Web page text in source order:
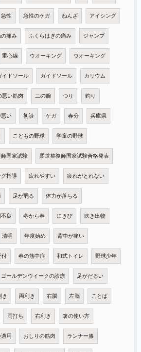
急性 急性のケガ ねんざ アイシング
の痛み ふくらはぎの痛み ジャンプ
重心線 ウオーキング ウオーキング
イドソール ガイドソール カリウム
悪い筋肉 二の腕 つり 釣り
悪い 初診 ケガ 春分 兵庫県
こどもの野球 学童の野球
国家試験 柔道整復師国家試験合格発表
グ指導 疲れやすい 疲れがとれない
足が弱る 体力が落ちる
良 冬から春 にきび 吹き出物
清明 年度始め 背中が痛い
付 春の熱中症 和式トイレ 野球少年
ゴールデンウイークの診療 足がだるい
き 両利き 右脳 左脳 ことば
両打ち 右利き 箸の使い方
用 おしりの筋肉 ランナー膝